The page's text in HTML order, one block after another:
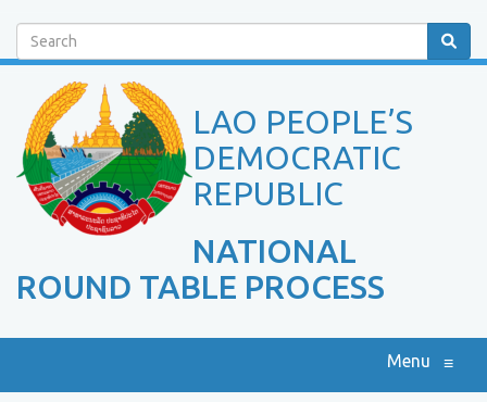
Search
LAO PEOPLE’S
DEMOCRATIC
REPUBLIC
NATIONAL
ROUND TABLE PROCESS
Menu ≡